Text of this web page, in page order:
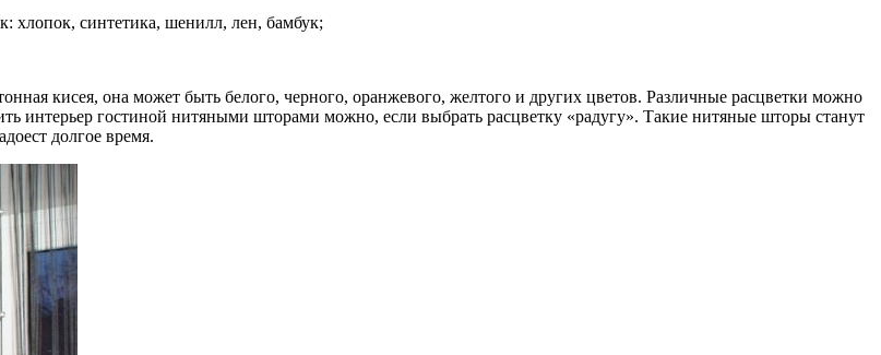
хлопок, синтетика, шенилл, лен, бамбук;
кисея, она может быть белого, черного, оранжевого, желтого и других цветов. Различные расцветки можно
интерьер гостиной нитяными шторами можно, если выбрать расцветку «радугу». Такие нитяные шторы станут
долгое время.